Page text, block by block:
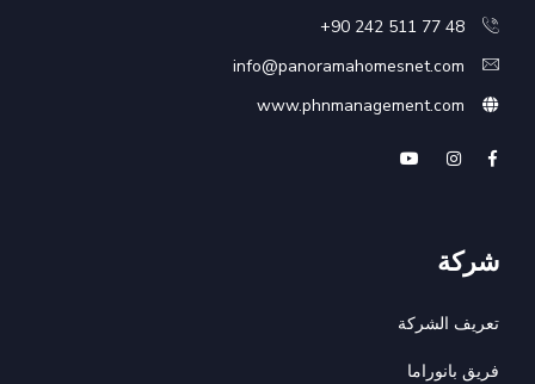
48 77 511 242 90+
info@panoramahomesnet.com
www.phnmanagement.com
شركة
تعريف الشركة
فريق بانوراما